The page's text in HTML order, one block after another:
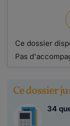
Ce dossier
Pas
Ce dossier
34